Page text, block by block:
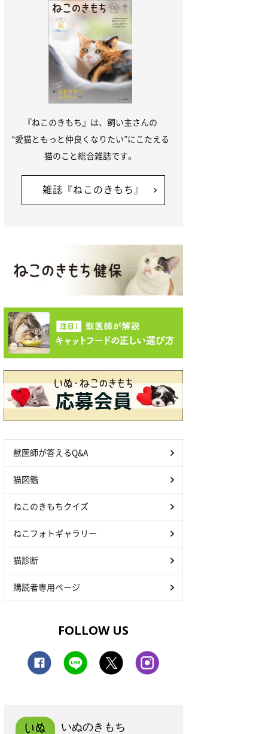
『ねこのきもち』は、飼い主さんの
“愛猫ともっと仲良くなりたい”にこたえる
猫のこと総合雑誌です。
雑誌『ねこのきもち』
獣医師が答えるQ&A
猫図鑑
ねこのきもちクイズ
ねこフォトギャラリー
猫診断
購読者専用ページ
FOLLOW US
いぬのきもち